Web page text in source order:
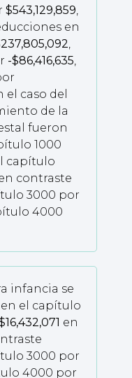
$543,129,859,
en
,
-$86,416,635,
el caso del
de la
fueron
1000
capítulo
contraste
3000 por
4000
infancia se
el capítulo
en
3000 por
4000 por